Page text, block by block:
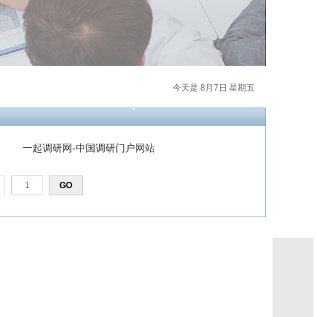
今天是 8月7日 星期五
一起调研网-中国调研门户网站